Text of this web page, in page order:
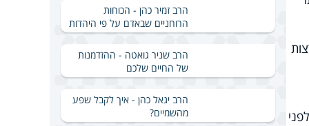
הרב זמיר כהן - הכוחות
הרוחניים שבאדם על פי היהדות
הרב שניר גואטה - ההזדמנות
של החיים שלכם
הרב יגאל כהן - איך לקבל שפע
מהשמיים?